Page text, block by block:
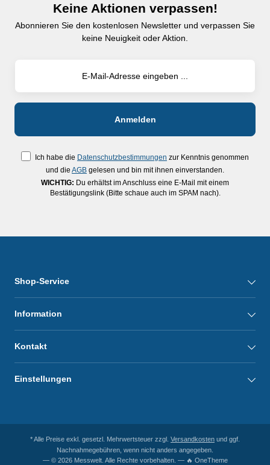
Keine Aktionen verpassen!
Abonnieren Sie den kostenlosen Newsletter und verpassen Sie
keine Neuigkeit oder Aktion.
Ich habe die Datenschutzbestimmungen zur Kenntnis genommen
und die AGB gelesen und bin mit ihnen einverstanden.
WICHTIG: Du erhältst im Anschluss eine E-Mail mit einem
Bestätigungslink (Bitte schaue auch im SPAM nach).
Shop-Service
Information
Kontakt
Einstellungen
* Alle Preise exkl. gesetzl. Mehrwertsteuer zzgl. Versandkosten und ggf.
Nachnahmegebühren, wenn nicht anders angegeben.
— © 2026 Messwelt. Alle Rechte vorbehalten. — 🔥 OneTheme